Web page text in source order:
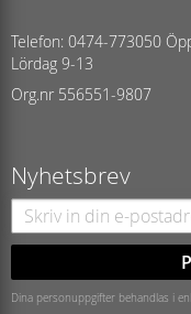
Telefon: 0474-773050
Lördag 9-13
Org.nr 556551-9807
Nyhetsbrev
Dina personuppgifter behandlas i